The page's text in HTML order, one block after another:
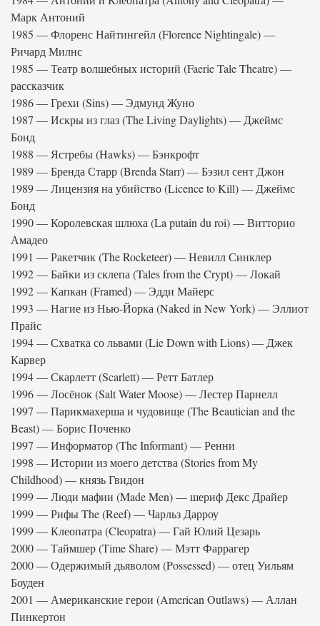
Марк Антоний
1985 — Флоренс Найтингейл (Florence Nightingale) —
Ричард Милнс
1985 — Театр волшебных историй (Faerie Tale Theatre) —
рассказчик
1986 — Грехи (Sins) — Эдмунд Жуно
1987 — Искры из глаз (The Living Daylights) — Джеймс
Бонд
1988 — Ястребы (Hawks) — Бэнкрофт
1989 — Бренда Старр (Brenda Starr) — Бэзил сент Джон
1989 — Лицензия на убийство (Licence to Kill) — Джеймс
Бонд
1990 — Королевская шлюха (La putain du roi) — Витторио
Амадео
1991 — Ракетчик (The Rocketeer) — Невилл Синклер
1992 — Байки из склепа (Tales from the Crypt) — Локай
1992 — Капкан (Framed) — Эдди Майерс
1993 — Нагие из Нью-Йорка (Naked in New York) — Эллиот
Прайс
1994 — Схватка со львами (Lie Down with Lions) — Джек
Карвер
1994 — Скарлетт (Scarlett) — Ретт Батлер
1996 — Лосёнок (Salt Water Moose) — Лестер Парнелл
1997 — Парикмахерша и чудовище (The Beautician and the
Beast) — Борис Поченко
1997 — Информатор (The Informant) — Ренни
1998 — Истории из моего детства (Stories from My
Childhood) — князь Гвидон
1999 — Люди мафии (Made Men) — шериф Декс Драйер
1999 — Рифы The (Reef) — Чарльз Дарроу
1999 — Клеопатра (Cleopatra) — Гай Юлий Цезарь
2000 — Таймшер (Time Share) — Мэтт Фаррагер
2000 — Одержимый дьяволом (Possessed) — отец Уильям
Боуден
2001 — Американские герои (American Outlaws) — Аллан
Пинкертон